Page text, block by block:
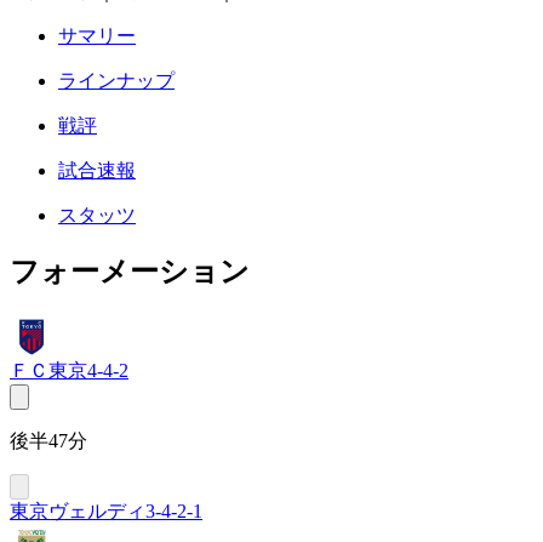
サマリー
ラインナップ
戦評
試合速報
スタッツ
フォーメーション
ＦＣ東京4-4-2
後半47分
東京ヴェルディ3-4-2-1